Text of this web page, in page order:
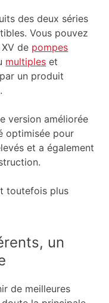
des deux séries
Vous pouvez
de pompes
multiples et
un produit
version améliorée
optimisée pour
et a également
toutefois plus
un
de meilleures